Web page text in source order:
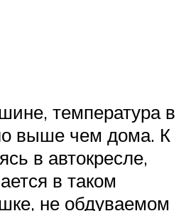
температура в
выше чем дома. К
в автокресле,
в таком
не обдуваемом